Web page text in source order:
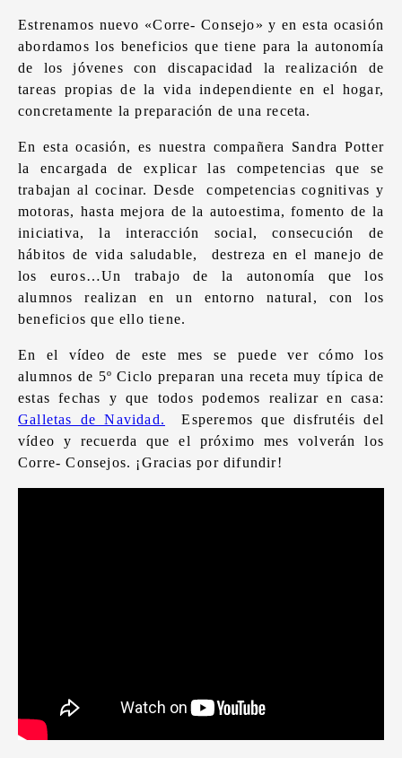
Estrenamos nuevo «Corre- Consejo» y en esta ocasión
abordamos los beneficios que tiene para la autonomía
de los jóvenes con discapacidad la realización de
tareas propias de la vida independiente en el hogar,
concretamente la preparación de una receta.
En esta ocasión, es nuestra compañera Sandra Potter
la encargada de explicar las competencias que se
trabajan al cocinar. Desde competencias cognitivas y
motoras, hasta mejora de la autoestima, fomento de la
iniciativa, la interacción social, consecución de
hábitos de vida saludable, destreza en el manejo de
los euros…Un trabajo de la autonomía que los
alumnos realizan en un entorno natural, con los
beneficios que ello tiene.
En el vídeo de este mes se puede ver cómo los
alumnos de 5º Ciclo preparan una receta muy típica de
estas fechas y que todos podemos realizar en casa:
Galletas de Navidad.
Esperemos que disfrutéis del
vídeo y recuerda que el próximo mes volverán los
Corre- Consejos. ¡Gracias por difundir!